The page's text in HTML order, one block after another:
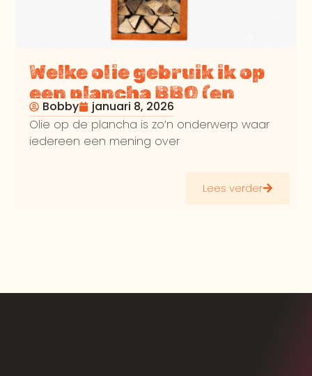
Welke olie gebruik ik op
een plancha BBQ (en
welke niet)
Bobby
januari 8, 2026
Olie op de plancha is zo’n onderwerp waar
iedereen een mening over
Lees verder